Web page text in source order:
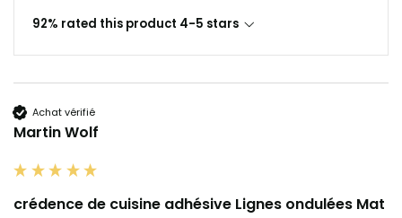
92% rated this product 4-5 stars
Achat vérifié
Martin Wolf
crédence de cuisine adhésive Lignes ondulées Mat